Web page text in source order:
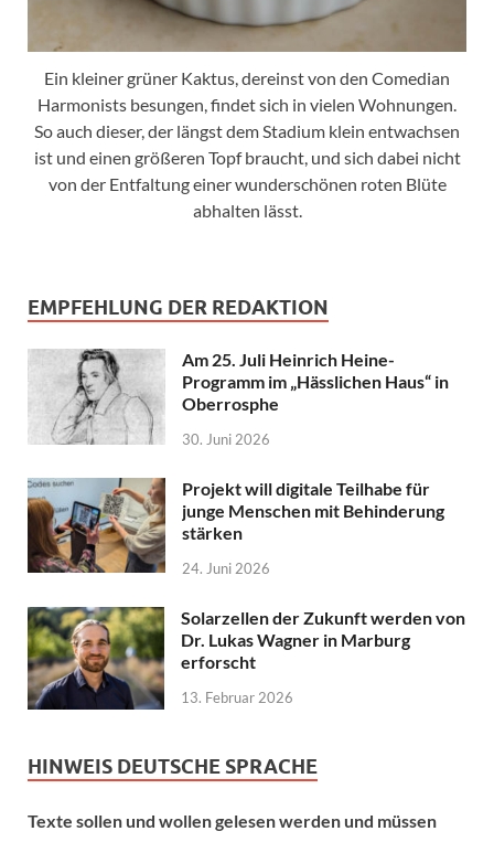
Ein kleiner grüner Kaktus, dereinst von den Comedian
Harmonists besungen, findet sich in vielen Wohnungen.
So auch dieser, der längst dem Stadium klein entwachsen
ist und einen größeren Topf braucht, und sich dabei nicht
von der Entfaltung einer wunderschönen roten Blüte
abhalten lässt.
EMPFEHLUNG DER REDAKTION
Am 25. Juli Heinrich Heine-
Programm im „Hässlichen Haus“ in
Oberrosphe
30. Juni 2026
Projekt will digitale Teilhabe für
junge Menschen mit Behinderung
stärken
24. Juni 2026
Solarzellen der Zukunft werden von
Dr. Lukas Wagner in Marburg
erforscht
13. Februar 2026
HINWEIS DEUTSCHE SPRACHE
Texte sollen und wollen gelesen werden und müssen